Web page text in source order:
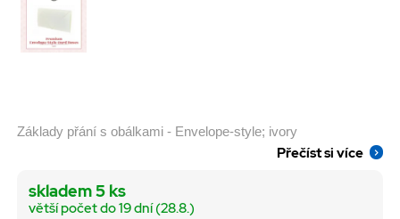
Základy přání s obálkami - Envelope-style; ivory
Přečíst si více
skladem 5 ks
větší počet do 19 dní (28.8.)